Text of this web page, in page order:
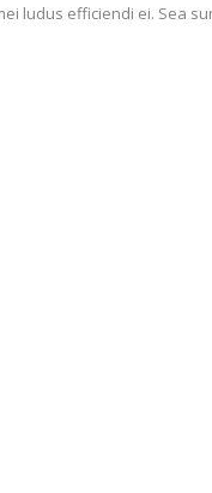
ludus efficiendi ei. Sea